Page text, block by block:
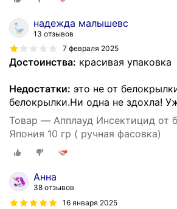
надежда малышевс
13 отзывов
7 февраля 2025
Достоинства: красивая упаковка
Недостатки: это не от
белокрылки.Ни одна не здохла!
Товар — Апплауд Инсектицид от
Япония 10 гр ( ручная фасовка)
Анна
38 отзывов
16 января 2025